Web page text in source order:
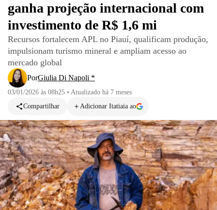
ganha projeção internacional com
investimento de R$ 1,6 mi
Recursos fortalecem APL no Piauí, qualificam produção,
impulsionam turismo mineral e ampliam acesso ao
mercado global
PorGiulia Di Napoli *
03/01/2026 às 08h25 • Atualizado há 7 meses
Compartilhar
Adicionar Itatiaia ao